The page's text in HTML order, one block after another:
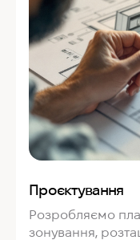
Проєктування
Розробляємо
зонування,